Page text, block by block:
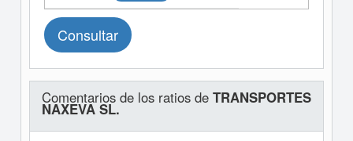
Consultar
Comentarios de los ratios de TRANSPORTES
NAXEVA SL.